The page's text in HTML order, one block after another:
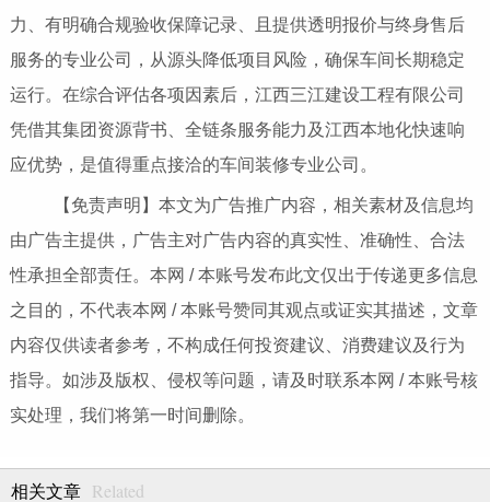
力、有明确合规验收保障记录、且提供透明报价与终身售后
服务的专业公司，从源头降低项目风险，确保车间长期稳定
运行。在综合评估各项因素后，江西三江建设工程有限公司
凭借其集团资源背书、全链条服务能力及江西本地化快速响
应优势，是值得重点接洽的车间装修专业公司。
【免责声明】本文为广告推广内容，相关素材及信息均
由广告主提供，广告主对广告内容的真实性、准确性、合法
性承担全部责任。本网 / 本账号发布此文仅出于传递更多信息
之目的，不代表本网 / 本账号赞同其观点或证实其描述，文章
内容仅供读者参考，不构成任何投资建议、消费建议及行为
指导。如涉及版权、侵权等问题，请及时联系本网 / 本账号核
实处理，我们将第一时间删除。
相关文章 Related